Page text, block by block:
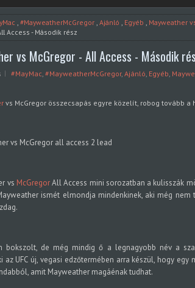
, #MayweatherMcGregor , Ajánló , Egyéb , Mayweather
Access - Második rész
vs McGregor - All Access - Második
#MayMac, #MayweatherMcGregor, Ajánló, Egyéb,
vs McGregor összecsapás egyre közelít, robog tovább a
vs McGregorAll Access mini sorozatban a kulisszák
ismét elmondja mindenkinek, aki még
bokszolt, de még mindig ő a legnagyobb név a
az UFC új, vegasi edzőtermében arra készül, hogy
amit Mayweather magáénak tudhat.